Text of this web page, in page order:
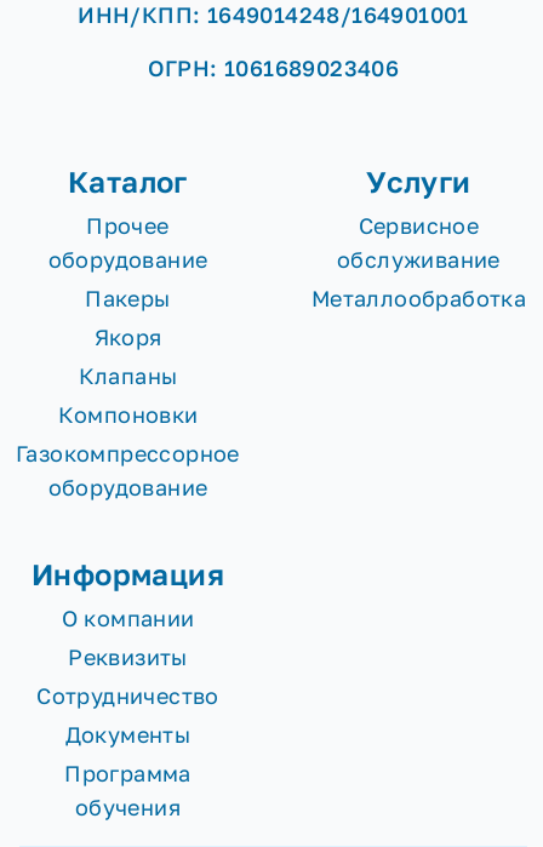
ИНН/КПП: 1649014248/164901001
ОГРН: 1061689023406
Каталог
Прочее
оборудование
Пакеры
Якоря
Клапаны
Компоновки
Газокомпрессорное
оборудование
Услуги
Сервисное
обслуживание
Металлообработка
Информация
О компании
Реквизиты
Сотрудничество
Документы
Программа
обучения